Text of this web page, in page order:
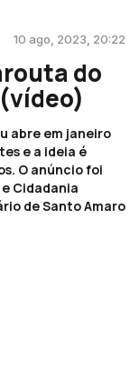
10 ago, 2023, 20:22
do
abre em janeiro
e a ideia é
O anúncio foi
Cidadania
de Santo Amaro